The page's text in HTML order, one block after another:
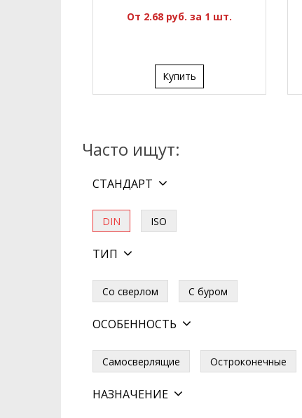
От 2.68 руб. за 1 шт.
Купить
Часто ищут:
СТАНДАРТ
DIN ISO
ТИП
Со сверлом С буром
ОСОБЕННОСТЬ
Самосверлящие Остроконечные
НАЗНАЧЕНИЕ